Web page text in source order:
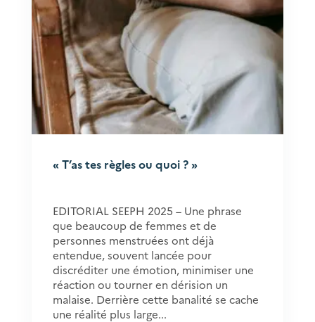
« T’as tes règles ou quoi ? »
EDITORIAL SEEPH 2025 – Une phrase
que beaucoup de femmes et de
personnes menstruées ont déjà
entendue, souvent lancée pour
discréditer une émotion, minimiser une
réaction ou tourner en dérision un
malaise. Derrière cette banalité se cache
une réalité plus large...